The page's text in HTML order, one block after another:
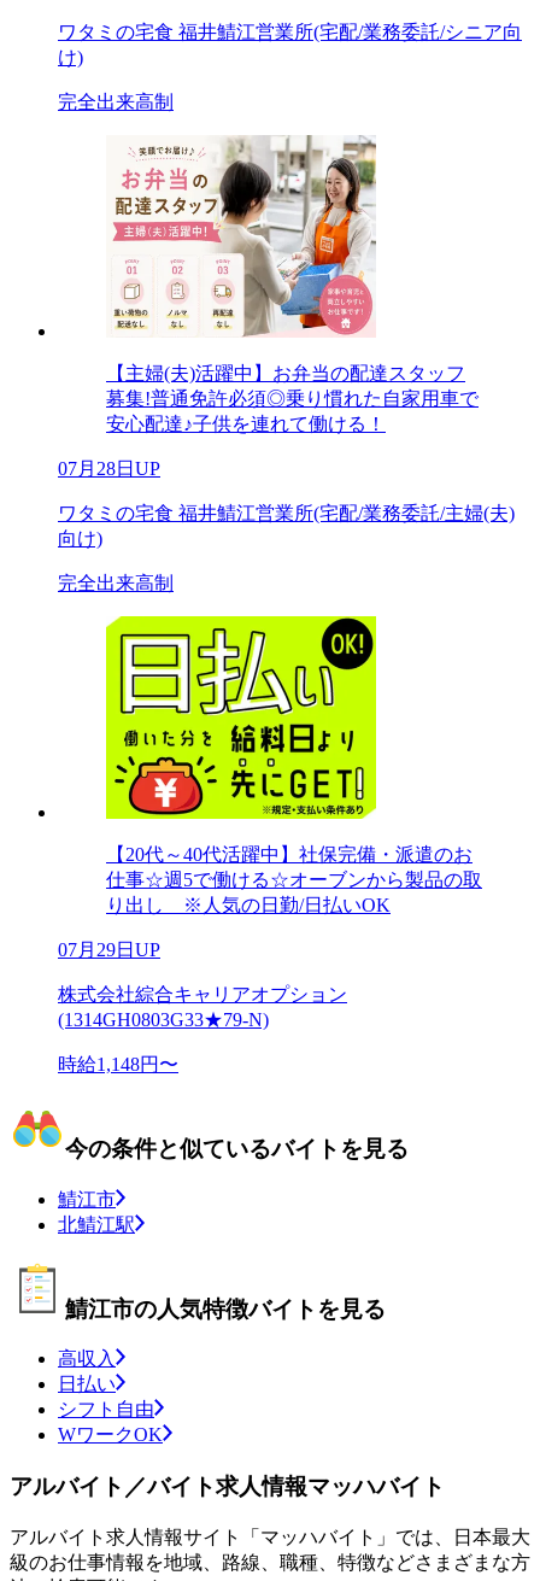
ワタミの宅食 福井鯖江営業所(宅配/業務委託/シニア向
け)
完全出来高制
【主婦(夫)活躍中】お弁当の配達スタッフ
募集!普通免許必須◎乗り慣れた自家用車で
安心配達♪子供を連れて働ける！
07月28日UP
ワタミの宅食 福井鯖江営業所(宅配/業務委託/主婦(夫)
向け)
完全出来高制
【20代～40代活躍中】社保完備・派遣のお
仕事☆週5で働ける☆オーブンから製品の取
り出し ※人気の日勤/日払いOK
07月29日UP
株式会社綜合キャリアオプション
(1314GH0803G33★79-N)
時給1,148円〜
今の条件と似ているバイトを見る
鯖江市
北鯖江駅
鯖江市の人気特徴バイトを見る
高収入
日払い
シフト自由
WワークOK
アルバイト／バイト求人情報マッハバイト
アルバイト求人情報サイト「マッハバイト」では、日本最大
級のお仕事情報を地域、路線、職種、特徴などさまざまな方